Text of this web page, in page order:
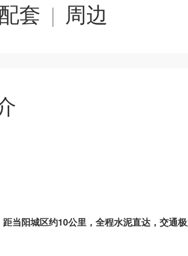
套 | 周边
当阳城区约10公里，全程水泥直达，交通